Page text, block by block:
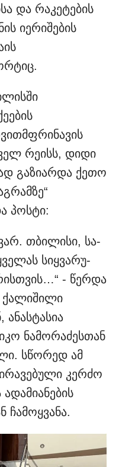
და რაკეტების
იერიშების
რეისს, დიდი
გაზიარდა ქეთო
პოსტი:
თბი­ლი­სი, სა­
სიყ­ვა­რუ­
- წერდა
ქალიშილი
ნამორაძესთან
სწორედ ამ
კერძო